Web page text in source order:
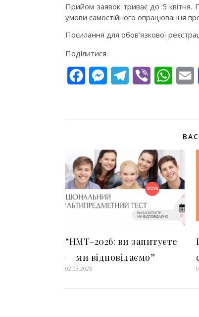
Прийом заявок триває до 5 квітня.
умови самостійного опрацювання
Посилання для обов’язкової
Поділитися:
FacebookMessengerTelegram
Viber
“НМТ-2026: ви запитуєте
— ми відповідаємо”
02.03.2026